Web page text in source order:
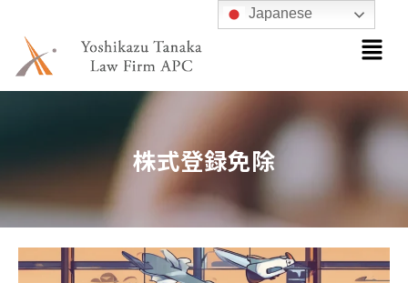
メ
ニ
ー
株式登録免除
Japanese